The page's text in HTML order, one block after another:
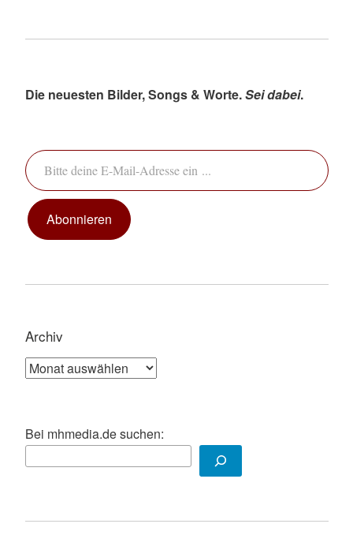
Die neuesten Bilder, Songs & Worte.Sei dabei.
Bitte deine E-Mail-Adresse ein ...
Abonnieren
Archiv
Archiv
Bei mhmedia.de suchen: